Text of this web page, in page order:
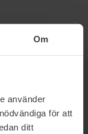
Om
använder
för att
ditt
PIERWSZY